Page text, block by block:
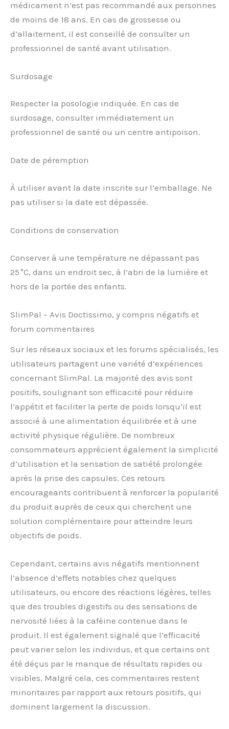
médicament n’est pas recommandé aux personnes
de moins de 18 ans. En cas de grossesse ou
d’allaitement, il est conseillé de consulter un
professionnel de santé avant utilisation.
Surdosage
Respecter la posologie indiquée. En cas de
surdosage, consulter immédiatement un
professionnel de santé ou un centre antipoison.
Date de péremption
À utiliser avant la date inscrite sur l’emballage. Ne
pas utiliser si la date est dépassée.
Conditions de conservation
Conserver à une température ne dépassant pas
25 °C, dans un endroit sec, à l’abri de la lumière et
hors de la portée des enfants.
SlimPal – Avis Doctissimo, y compris négatifs et
forum commentaires
Sur les réseaux sociaux et les forums spécialisés, les
utilisateurs partagent une variété d’expériences
concernant SlimPal. La majorité des avis sont
positifs, soulignant son efficacité pour réduire
l’appétit et faciliter la perte de poids lorsqu’il est
associé à une alimentation équilibrée et à une
activité physique régulière. De nombreux
consommateurs apprécient également la simplicité
d’utilisation et la sensation de satiété prolongée
après la prise des capsules. Ces retours
encourageants contribuent à renforcer la popularité
du produit auprès de ceux qui cherchent une
solution complémentaire pour atteindre leurs
objectifs de poids.
Cependant, certains avis négatifs mentionnent
l’absence d’effets notables chez quelques
utilisateurs, ou encore des réactions légères, telles
que des troubles digestifs ou des sensations de
nervosité liées à la caféine contenue dans le
produit. Il est également signalé que l’efficacité
peut varier selon les individus, et que certains ont
été déçus par le manque de résultats rapides ou
visibles. Malgré cela, ces commentaires restent
minoritaires par rapport aux retours positifs, qui
dominent largement la discussion.